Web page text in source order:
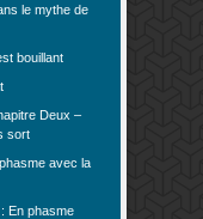
le mythe de
bouillant
Deux –
sort
avec la
En phasme